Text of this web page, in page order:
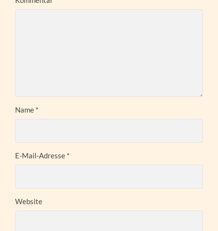
Name *
E-Mail-Adresse *
Website